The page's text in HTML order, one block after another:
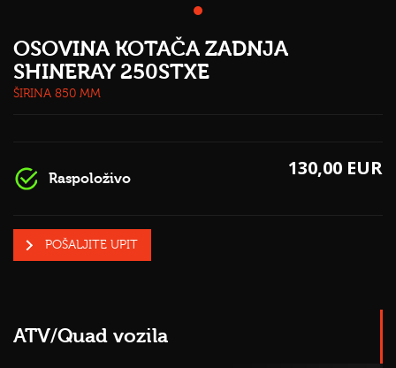
OSOVINA KOTAČA ZADNJA
SHINERAY 250STXE
ŠIRINA 850 MM
Raspoloživo 130,00 EUR
POŠALJITE UPIT
ATV/Quad vozila